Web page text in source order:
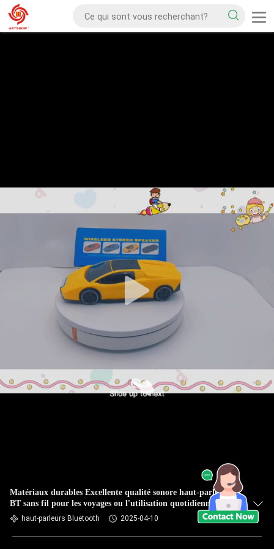
Matériaux durables Excellente qualité sonore haut-parleur
BT sans fil pour les voyages ou l'utilisation quotidienne
haut-parleurs Bluetooth 2025-04-10